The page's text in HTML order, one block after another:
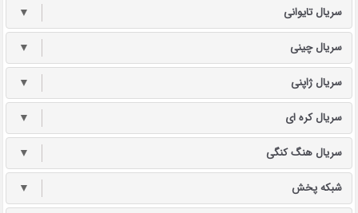
سریال تایوانی ▼
سریال چینی ▼
سریال ژاپنی ▼
سریال کره ای ▼
سریال هنگ کنگی ▼
شبکه پخش ▼